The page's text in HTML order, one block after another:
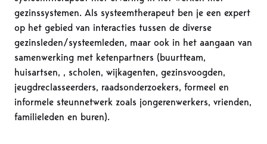
gezinssystemen. Als systeemtherapeut ben je een expert
op het gebied van interacties tussen de diverse
gezinsleden/systeemleden, maar ook in het aangaan van
samenwerking met ketenpartners (buurtteam,
huisartsen, , scholen, wijkagenten, gezinsvoogden,
jeugdreclasseerders, raadsonderzoekers, formeel en
informele steunnetwerk zoals jongerenwerkers, vrienden,
familieleden en buren).